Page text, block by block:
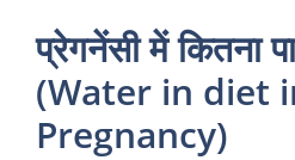
प्रेगनेंसी में कितना
(Water in diet
Pregnancy)